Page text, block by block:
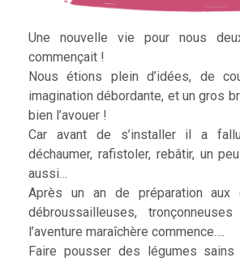
Une nouvelle vie pour nous
commençait !
Nous étions plein d’idées, de
imagination débordante, et un gros
bien l’avouer !
Car avant de s’installer il a
déchaumer, rafistoler, rebâtir, un
aussi…
Après un an de préparation aux
débroussailleuses,
l’aventure maraîchère commence….
Faire pousser des légumes